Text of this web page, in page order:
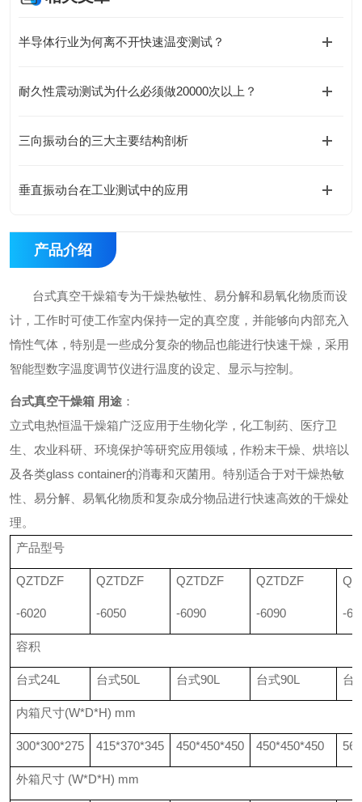
半导体行业为何离不开快速温变测试？
耐久性震动测试为什么必须做20000次以上？
三向振动台的三大主要结构剖析
垂直振动台在工业测试中的应用
产品介绍
台式真空干燥箱专为干燥热敏性、易分解和易氧化物质而设
计，工作时可使工作室内保持一定的真空度，并能够向内部充入
惰性气体，特别是一些成分复杂的物品也能进行快速干燥，采用
智能型数字温度调节仪进行温度的设定、显示与控制。
台式真空干燥箱 用途 ：
立式电热恒温干燥箱广泛应用于生物化学，化工制药、医疗卫
生、农业科研、环境保护等研究应用领域，作粉末干燥、烘培以
及各类glass container的消毒和灭菌用。特别适合于对干燥热敏
性、易分解、易氧化物质和复杂成分物品进行快速高效的干燥处
理。
产品型号
QZTDZF
-6020
QZTDZF
-6050
QZTDZF
-6090
QZTDZF
-6090 -
容积
台式24L 台式50L 台式90L 台式90L 台
内箱尺寸(W*D*H) mm
300*300*275 415*370*345 450*450*450 450*450*450
外箱尺寸 (W*D*H) mm